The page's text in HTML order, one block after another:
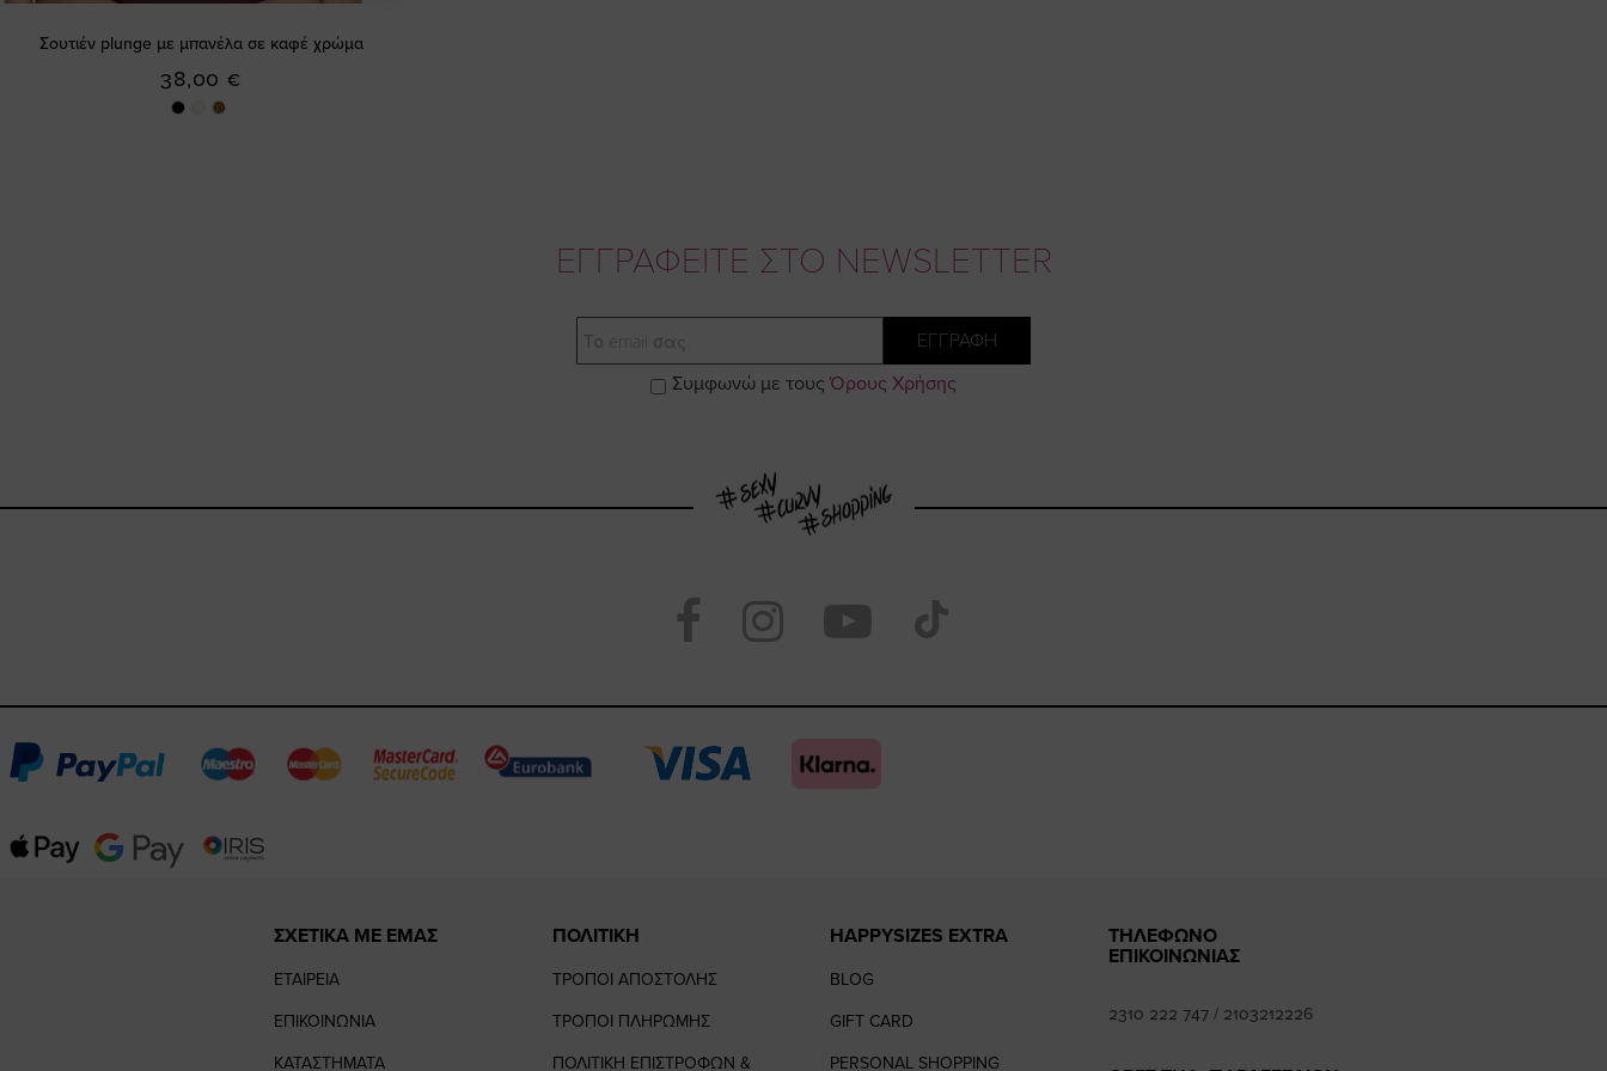
Σουτιέν plunge με μπανέλα σε καφέ χρώμα
38,00 €
ΕΓΓΡΑΦΕΙΤΕ ΣΤΟ NEWSLETTER
Email
ΕΓΓΡΑΦΗ
Συμφωνώ με τους Όρους Χρήσης
Visit
https://www.facebook.com/happysizes/
page
Visit
https://www.instagram.com/
page
Visit
https://www.youtube.com/user/
feature=mhee
our
ΣΧΕΤΙΚΑ ΜΕ ΕΜΑΣ
ΕΤΑΙΡΕΙΑ
ΕΠΙΚΟΙΝΩΝΙΑ
ΚΑΤΑΣΤΗΜΑΤΑ
ΠΟΛΙΤΙΚΗ
ΤΡΟΠΟΙ ΑΠΟΣΤΟΛΗΣ
ΤΡΟΠΟΙ ΠΛΗΡΩΜΗΣ
ΠΟΛΙΤΙΚΗ ΕΠΙΣΤΡΟΦΩΝ &
HAPPYSIZES EXTRA
BLOG
GIFT CARD
PERSONAL SHOPPING
ΤΗΛΕΦΩΝΟ
ΕΠΙΚΟΙΝΩΝΙΑΣ
2310 222 747 / 2103212226